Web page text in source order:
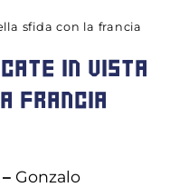
sfida con la francia
IN VISTA
FRANCIA
Gonzalo